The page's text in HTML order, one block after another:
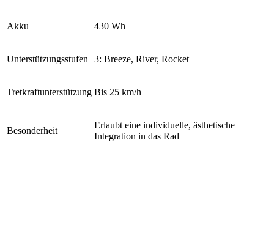
Akku 430 Wh
Unterstützungsstufen 3: Breeze, River, Rocket
Tretkraftunterstützung Bis 25 km/h
Besonderheit
Erlaubt eine individuelle, ästhetische
Integration in das Rad